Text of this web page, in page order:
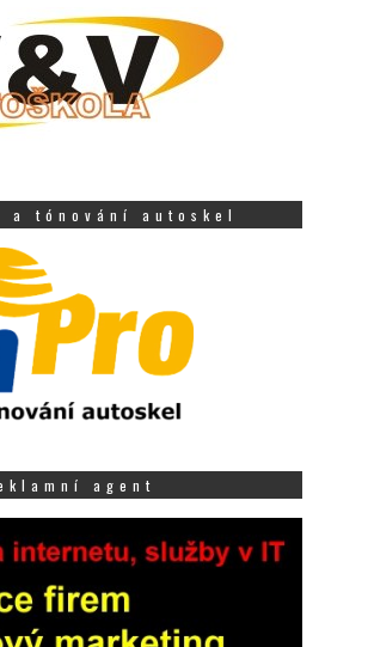
a tónování autoskel
agent